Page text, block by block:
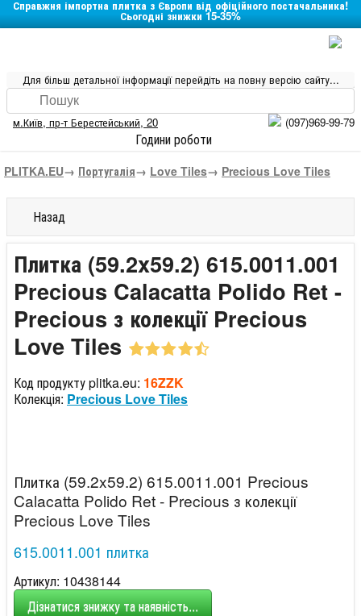
Справжня імпортна плитка з Європи від офіційного постачальника!
Сьогодні знижки 15-35%
Для більш детальної інформації перейдіть на повну версію сайту...
м.Київ, пр-т Берестейський, 20 (097)969-99-79
Години роботи
PLITKA.EU→ Португалія→ Love Tiles→ Precious Love Tiles
Назад
Плитка (59.2x59.2) 615.0011.001
Precious Calacatta Polido Ret -
Precious з колекції Precious
Love Tiles
Код продукту plitka.eu: 16ZZK
Колекція: Precious Love Tiles
Плитка (59.2x59.2) 615.0011.001 Precious
Calacatta Polido Ret - Precious з колекції
Precious Love Tiles
615.0011.001 плитка
Артикул: 10438144
Дізнатися знижку та наявність...